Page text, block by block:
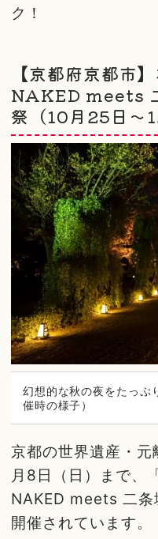
ク！
【京都府京都市
NAKED meets
祭（10月25日～
幻想的な秋の夜をたっぷ
催時の様子）
京都の世界遺産・
月8日（日）まで、
NAKED meets 二
開催されています。